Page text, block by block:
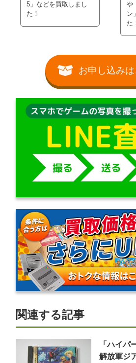
5」などを買取しまし
た！
や
ン
た
お申し込みは
関連する記事
「ハイパ
解放軍ジ